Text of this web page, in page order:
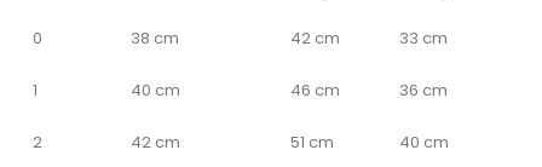
0 38 cm 42 cm 33 cm
1 40 cm 46 cm 36 cm
2 42 cm 51 cm 40 cm